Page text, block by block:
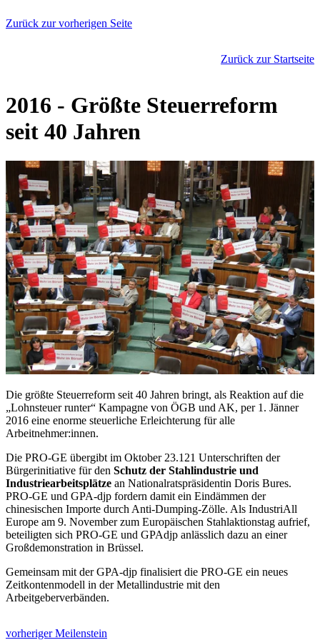
Zurück zur vorherigen Seite
Zurück zur Startseite
2016 - Größte Steuerreform
seit 40 Jahren
Die größte Steuerreform seit 40 Jahren bringt, als Reaktion auf die
„Lohnsteuer runter“ Kampagne von ÖGB und AK, per 1. Jänner
2016 eine enorme steuerliche Erleichterung für alle
Arbeitnehmer:innen.
Die PRO-GE übergibt im Oktober 23.121 Unterschriften der
Bürgerinitiative für den Schutz der Stahlindustrie und
Industriearbeitsplätze an Nationalratspräsidentin Doris Bures.
PRO-GE und GPA-djp fordern damit ein Eindämmen der
chinesischen Importe durch Anti-Dumping-Zölle. Als IndustriAll
Europe am 9. November zum Europäischen Stahlaktionstag aufrief,
beteiligten sich PRO-GE und GPAdjp anlässlich dazu an einer
Großdemonstration in Brüssel.
Gemeinsam mit der GPA-djp finalisiert die PRO-GE ein neues
Zeitkontenmodell in der Metallindustrie mit den
Arbeitgeberverbänden.
vorheriger Meilenstein